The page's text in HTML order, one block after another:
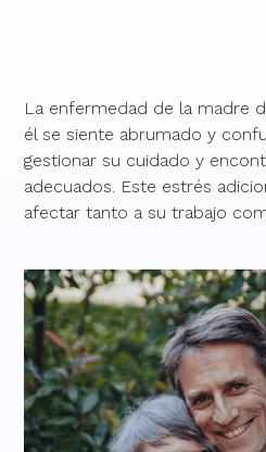
La enfermedad de la madre
él se siente abrumado y
gestionar su cuidado y
adecuados. Este estrés
afectar tanto a su trabajo